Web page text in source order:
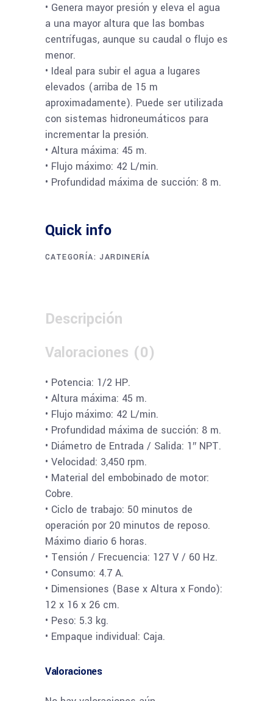
• Genera mayor presión y eleva el agua
a una mayor altura que las bombas
centrífugas, aunque su caudal o flujo es
menor.
• Ideal para subir el agua a lugares
elevados (arriba de 15 m
aproximadamente). Puede ser utilizada
con sistemas hidroneumáticos para
incrementar la presión.
• Altura máxima: 45 m.
• Flujo máximo: 42 L/min.
• Profundidad máxima de succión: 8 m.
Quick info
CATEGORÍA:JARDINERÍA
Descripción
Valoraciones (0)
• Potencia: 1/2 HP.
• Altura máxima: 45 m.
• Flujo máximo: 42 L/min.
• Profundidad máxima de succión: 8 m.
• Diámetro de Entrada / Salida: 1″ NPT.
• Velocidad: 3,450 rpm.
• Material del embobinado de motor:
Cobre.
• Ciclo de trabajo: 50 minutos de
operación por 20 minutos de reposo.
Máximo diario 6 horas.
• Tensión / Frecuencia: 127 V / 60 Hz.
• Consumo: 4.7 A.
• Dimensiones (Base x Altura x Fondo):
12 x 16 x 26 cm.
• Peso: 5.3 kg.
• Empaque individual: Caja.
Valoraciones